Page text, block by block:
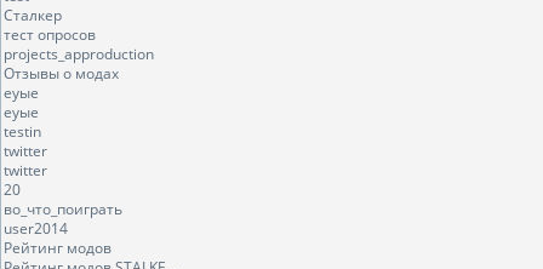
Сталкер
тест опросов
projects_approduction
Отзывы о модах
еуые
еуые
testin
twitter
twitter
20
во_что_поиграть
user2014
Рейтинг модов